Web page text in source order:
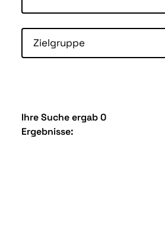
Zielgruppe
Ihre Suche ergab 0
Ergebnisse: